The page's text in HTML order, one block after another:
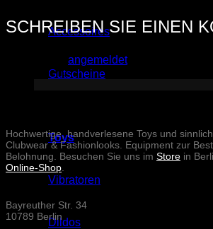
Accessoires
Gutscheine
Toys
Vibratoren
Dildos
SCHREIBEN SIE EINEN
angemeldetsein, um einen
abzugeben.
Hochwertige, handverlesene Toys und
Clubwear & Fashionlooks. Equipment zur
Belohnung. Besuchen Sie uns im Store in
Online-Shop
Bayreuther Str. 34
10789 Berlin